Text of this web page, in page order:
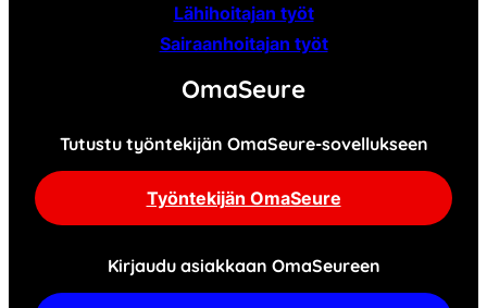
Lähihoitajan työt
Sairaanhoitajan työt
OmaSeure
Tutustu työntekijän OmaSeure-sovellukseen
Työntekijän OmaSeure
Kirjaudu asiakkaan OmaSeureen